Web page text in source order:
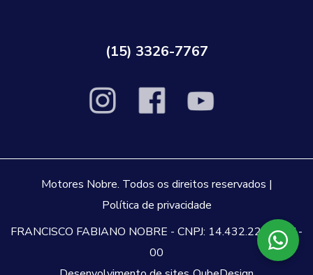
(15) 3326-7767
Motores Nobre. Todos os direitos reservados |
Política de privacidade
FRANCISCO FABIANO NOBRE - CNPJ: 14.432.229.0001-
00